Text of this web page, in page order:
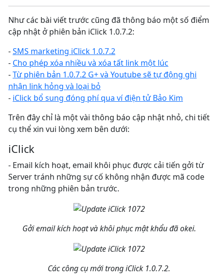
Như các bài viết trước cũng đã thông báo một số điểm
cập nhật ở phiên bản iClick 1.0.7.2:
-SMS marketing iClick 1.0.7.2
- Cho phép xóa nhiều và xóa tất link một lúc
-Từ phiên bản 1.0.7.2 G+ và Youtube sẽ tự động ghi
nhận link hỏng và loại bỏ
- iClick bổ sung đóng phí qua ví điện tử Bảo Kim
Trên đây chỉ là một vài thông báo cập nhật nhỏ, chi tiết
cụ thể xin vui lòng xem bên dưới:
iClick
- Email kích hoạt, email khôi phục được cải tiến gởi từ
Server tránh những sự cố không nhận được mã code
trong những phiên bản trước.
Gởi email kích hoạt và khôi phục mật khẩu đã okei.
Các công cụ mới trong iClick 1.0.7.2.